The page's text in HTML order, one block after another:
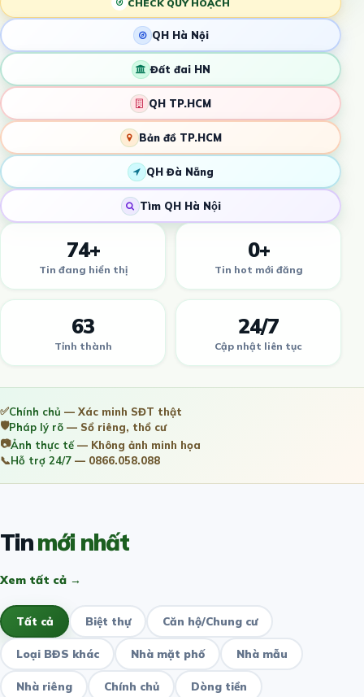
CHECK QUY HOẠCH
QH Hà Nội
Đất đai HN
QH TP.HCM
Bản đồ TP.HCM
QH Đà Nẵng
Tìm QH Hà Nội
74+
Tin đang hiển thị
0+
Tin hot mới đăng
63
Tỉnh thành
24/7
Cập nhật liên tục
✅Chính chủ — Xác minh SĐT thật
🛡️Pháp lý rõ — Sổ riêng, thổ cư
📷Ảnh thực tế— Không ảnh minh họa
📞Hỗ trợ 24/7 — 0866.058.088
Tinmới nhất
Xem tất cả →
Tất cả Biệt thự Căn hộ/Chung cư
Loại BĐS khác Nhà mặt phố Nhà mẫu
Nhà riêng Chính chủ Dòng tiền